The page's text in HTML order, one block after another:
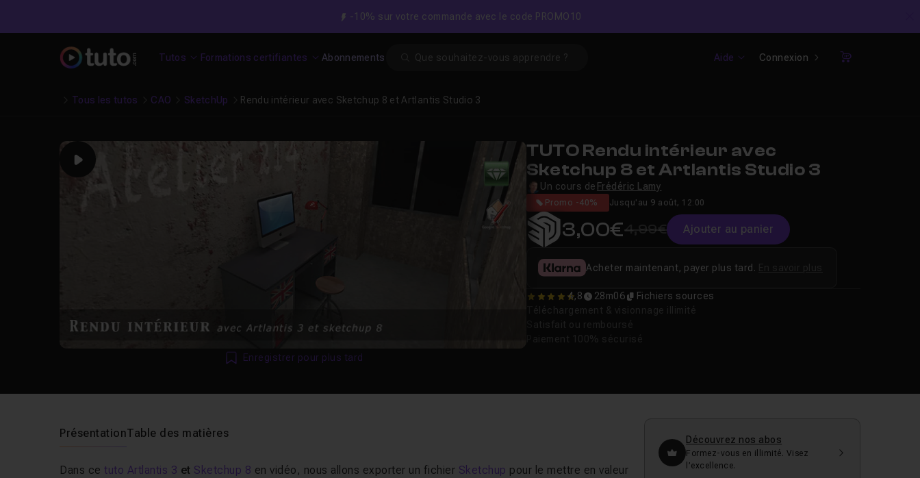
-10% sur votre commande avec le code PROMO10
Tutos Formations certifiantes Abonnements Aide Connexion
Panier
Tous les tutos CAO SketchUp Rendu intérieur avec Sketchup 8 et Artlantis Studio 3
Play
Enregistrer pour plus tard
TUTO Rendu intérieur avec
Sketchup 8 et Artlantis Studio 3
Un cours de Frédéric Lamy
Promo -40% Jusqu'au 9 août, 12:00
3,00€4,99€ Ajouter au panier
4.8333333333333
4,8 28m06 Fichiers sources
Acheter maintenant, payer plus tard.
PrésentationTable des matières
Dans cetuto Artlantis 3 et Sketchup 8 en vidéo, nous allons exporter un fichier Sketchup pour le mettre en valeur
Découvrez nos abos
Formez-vous en illimité. Visez
l’excellence.